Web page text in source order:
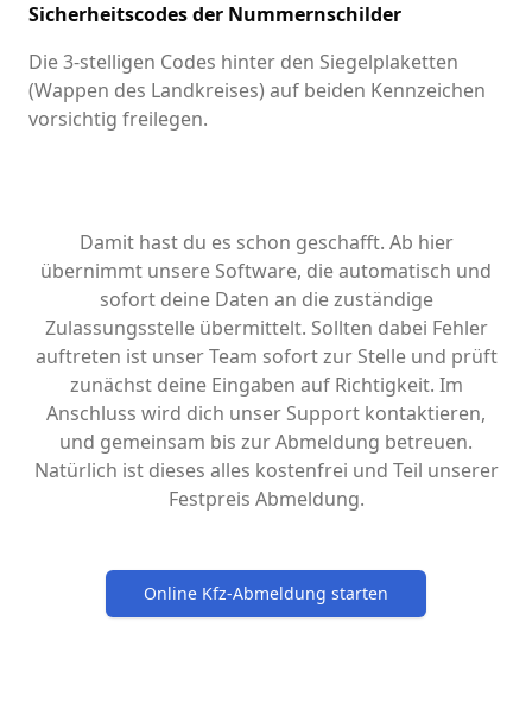
Sicherheitscodes der Nummernschilder
Die 3-stelligen Codes hinter den Siegelplaketten
(Wappen des Landkreises) auf beiden Kennzeichen
vorsichtig freilegen.
Damit hast du es schon geschafft. Ab hier
übernimmt unsere Software, die automatisch und
sofort deine Daten an die zuständige
Zulassungsstelle übermittelt. Sollten dabei Fehler
auftreten ist unser Team sofort zur Stelle und prüft
zunächst deine Eingaben auf Richtigkeit. Im
Anschluss wird dich unser Support kontaktieren,
und gemeinsam bis zur Abmeldung betreuen.
Natürlich ist dieses alles kostenfrei und Teil unserer
Festpreis Abmeldung.
Online Kfz-Abmeldung starten